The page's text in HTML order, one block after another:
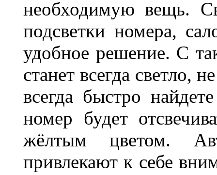
необходимую вещь.
подсветки номера,
удобное решение. С
станет всегда светло,
всегда быстро
номер будет
жёлтым цветом.
привлекают к себе